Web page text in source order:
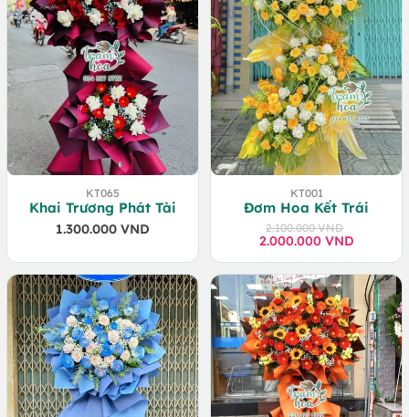
KT065
Khai Trương Phát Tài
1.300.000 VND
KT001
Đơm Hoa Kết Trái
2.100.000VND
Giá
2.100.000 VND.
2.000.000 VND
Giá
là:
2.000.000 VND.